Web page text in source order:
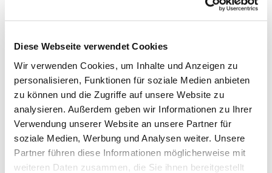
Diese Webseite verwendet Cookies
Wir verwenden Cookies, um Inhalte und Anzeigen zu
personalisieren, Funktionen für soziale Medien anbieten
zu können und die Zugriffe auf unsere Website zu
analysieren. Außerdem geben wir Informationen zu Ihrer
Verwendung unserer Website an unsere Partner für
soziale Medien, Werbung und Analysen weiter. Unsere
Partner führen diese Informationen möglicherweise mit
weiteren Daten zusammen, die Sie ihnen bereitgestellt